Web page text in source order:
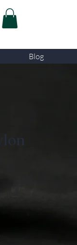
Blog